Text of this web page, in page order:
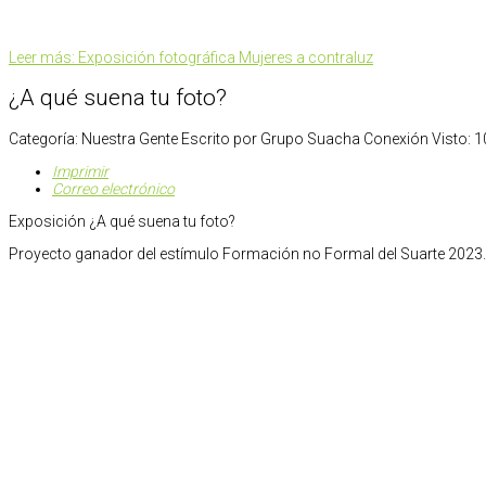
Leer más: Exposición fotográfica Mujeres a contraluz
¿A qué suena tu foto?
Categoría: Nuestra Gente Escrito por Grupo Suacha Conexión Visto:
Imprimir
Correo electrónico
Exposición ¿A qué suena tu foto?
Proyecto ganador del estímulo Formación no Formal del Suarte 2023.